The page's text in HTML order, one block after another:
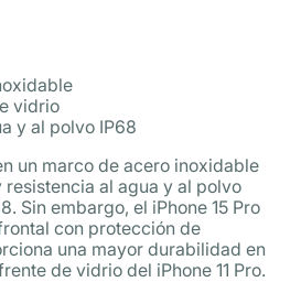
vidrio
y al polvo IP68
un marco de acero inoxidable
al agua y al polvo
Sin embargo, el iPhone 15 Pro
con protección de
una mayor durabilidad en
de vidrio del iPhone 11 Pro.